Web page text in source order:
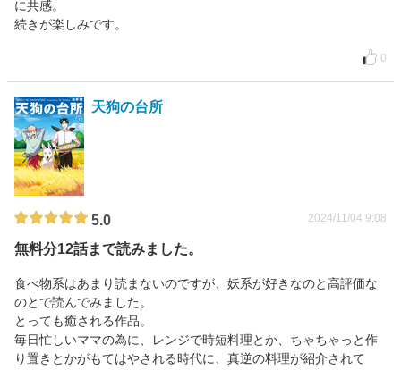
に共感。
続きが楽しみです。
0
天狗の台所
5.0 2024/11/04 9:08
無料分12話まで読みました。
食べ物系はあまり読まないのですが、妖系が好きなのと高評価な
のとで読んでみました。
とっても癒される作品。
毎日忙しいママの為に、レンジで時短料理とか、ちゃちゃっと作
り置きとかがもてはやされる時代に、真逆の料理が紹介されて